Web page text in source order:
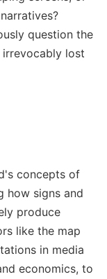
question the
lost
concepts of
how signs and
produce
like the map
in media
economics, to